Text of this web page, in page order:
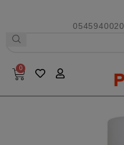
0545940020
0